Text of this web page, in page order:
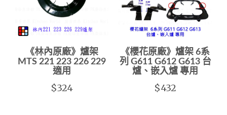
《林內原廠》爐架
MTS 221 223 226 229
適用
$324
《櫻花原廠》爐架 6系
列 G611 G612 G613 台
爐、嵌入爐 專用
$432